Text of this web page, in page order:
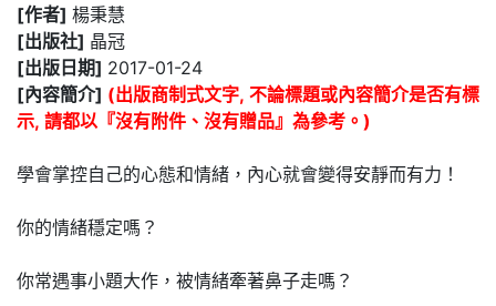
[作者] 楊秉慧
[出版社] 晶冠
[出版日期] 2017-01-24
[內容簡介] (出版商制式文字, 不論標題或內容簡介是否有標
示, 請都以『沒有附件、沒有贈品』為參考。)
學會掌控自己的心態和情緒，內心就會變得安靜而有力！
你的情緒穩定嗎？
你常遇事小題大作，被情緒牽著鼻子走嗎？